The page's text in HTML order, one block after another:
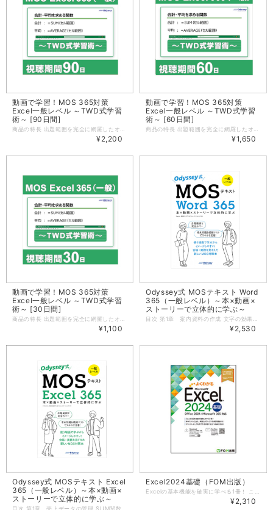
動画で学習！MOS 365対策
Excel一般レベル ～TWD式学習
術～ [90日間]
¥2,200
動画で学習！MOS 365対策
Excel一般レベル ～TWD式学習
術～ [60日間]
¥1,650
動画で学習！MOS 365対策
Excel一般レベル ～TWD式学習
術～ [30日間]
¥1,100
Odyssey式 MOSテキスト Word
365（一般レベル）～本×動画×
ストーリーで立体的に学ぶ～
¥2,530
Odyssey式 MOSテキスト Excel
365（一般レベル）～本×動画×
ストーリーで立体的に学ぶ～
Excel2024基礎（FOM出版）
¥2,310